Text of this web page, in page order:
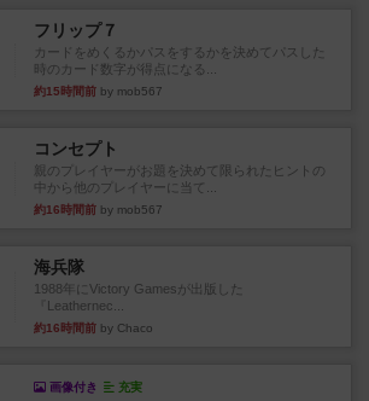
フリップ７
カードをめくるかパスをするかを決めてパスした
時のカード数字が得点になる...
約15時間前 by mob567
コンセプト
親のプレイヤーがお題を決めて限られたヒントの
中から他のプレイヤーに当て...
約16時間前 by mob567
海兵隊
1988年にVictory Gamesが出版した
『Leathernec...
約16時間前 by Chaco
画像付き 充実